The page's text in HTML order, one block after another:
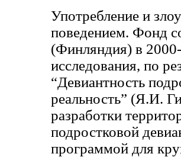
Употребление и
поведением. Фонд
(Финляндия) в
исследования, по
“Девиантность
реальность” (Я.И.
разработки
подростковой
программой для